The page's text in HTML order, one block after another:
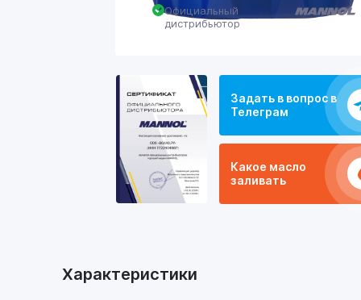
Официальный
дистрибьютор
Задать в вопрос в
Телеграм
Какое масло
заливать
Характеристики